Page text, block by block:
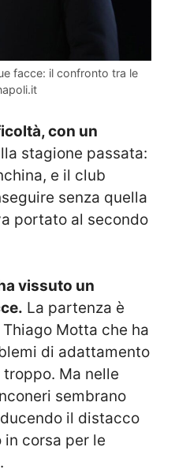
facce: il confronto tra le
con un
stagione passata:
e il club
senza quella
portato al secondo
vissuto un
La partenza è
Motta che ha
di adattamento
Ma nelle
sembrano
il distacco
corsa per le